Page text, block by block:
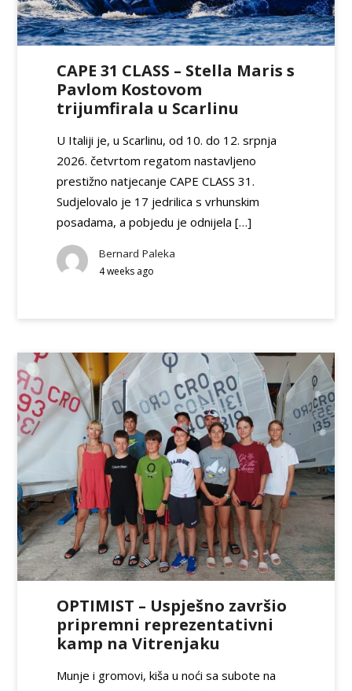
CAPE 31 CLASS – Stella Maris s
Pavlom Kostovom
trijumfirala u Scarlinu
U Italiji je, u Scarlinu, od 10. do 12. srpnja
2026. četvrtom regatom nastavljeno
prestižno natjecanje CAPE CLASS 31.
Sudjelovalo je 17 jedrilica s vrhunskim
posadama, a pobjedu je odnijela […]
Bernard Paleka
4 weeks ago
OPTIMIST – Uspješno završio
pripremni reprezentativni
kamp na Vitrenjaku
Munje i gromovi, kiša u noći sa subote na